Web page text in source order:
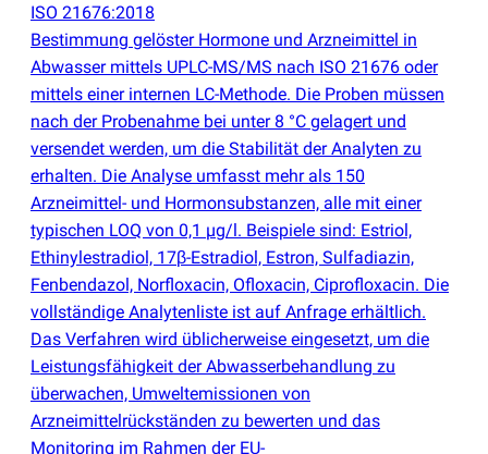
ISO 21676:2018
Bestimmung gelöster Hormone und Arzneimittel in
Abwasser mittels UPLC-MS/MS nach ISO 21676 oder
mittels einer internen LC-Methode. Die Proben müssen
nach der Probenahme bei unter 8 °C gelagert und
versendet werden, um die Stabilität der Analyten zu
erhalten. Die Analyse umfasst mehr als 150
Arzneimittel- und Hormonsubstanzen, alle mit einer
typischen LOQ von 0,1 µg/l. Beispiele sind: Estriol,
Ethinylestradiol, 17β-Estradiol, Estron, Sulfadiazin,
Fenbendazol, Norfloxacin, Ofloxacin, Ciprofloxacin. Die
vollständige Analytenliste ist auf Anfrage erhältlich.
Das Verfahren wird üblicherweise eingesetzt, um die
Leistungsfähigkeit der Abwasserbehandlung zu
überwachen, Umweltemissionen von
Arzneimittelrückständen zu bewerten und das
Monitoring im Rahmen der EU-